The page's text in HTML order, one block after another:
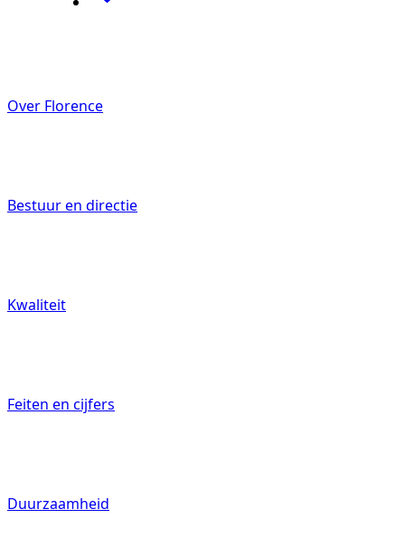
Over Florence
Bestuur en directie
Kwaliteit
Feiten en cijfers
Duurzaamheid